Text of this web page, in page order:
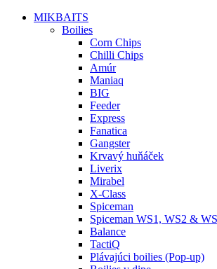
MIKBAITS
Boilies
Corn Chips
Chilli Chips
Amúr
Maniaq
BIG
Feeder
Express
Fanatica
Gangster
Krvavý huňáček
Liverix
Mirabel
X-Class
Spiceman
Spiceman WS1, WS2 &
Balance
TactiQ
Plávajúci boilies (Pop-up)